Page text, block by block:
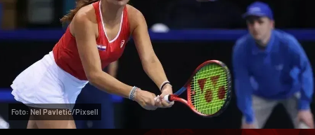
Foto: Nel Pavletić/Pixsell